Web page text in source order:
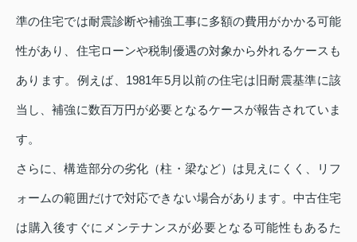
準の住宅では耐震診断や補強工事に多額の費用がかかる可能
性があり、住宅ローンや税制優遇の対象から外れるケースも
あります。例えば、1981年5月以前の住宅は旧耐震基準に該
当し、補強に数百万円が必要となるケースが報告されていま
す。
さらに、構造部分の劣化（柱・梁など）は見えにくく、リフ
ォームの範囲だけで対応できない場合があります。中古住宅
は購入後すぐにメンテナンスが必要となる可能性もあるた